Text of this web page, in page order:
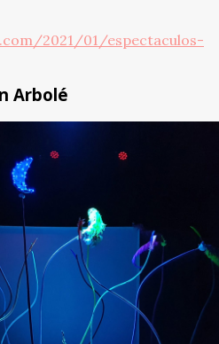
2021/01/espectaculos-
Arbolé